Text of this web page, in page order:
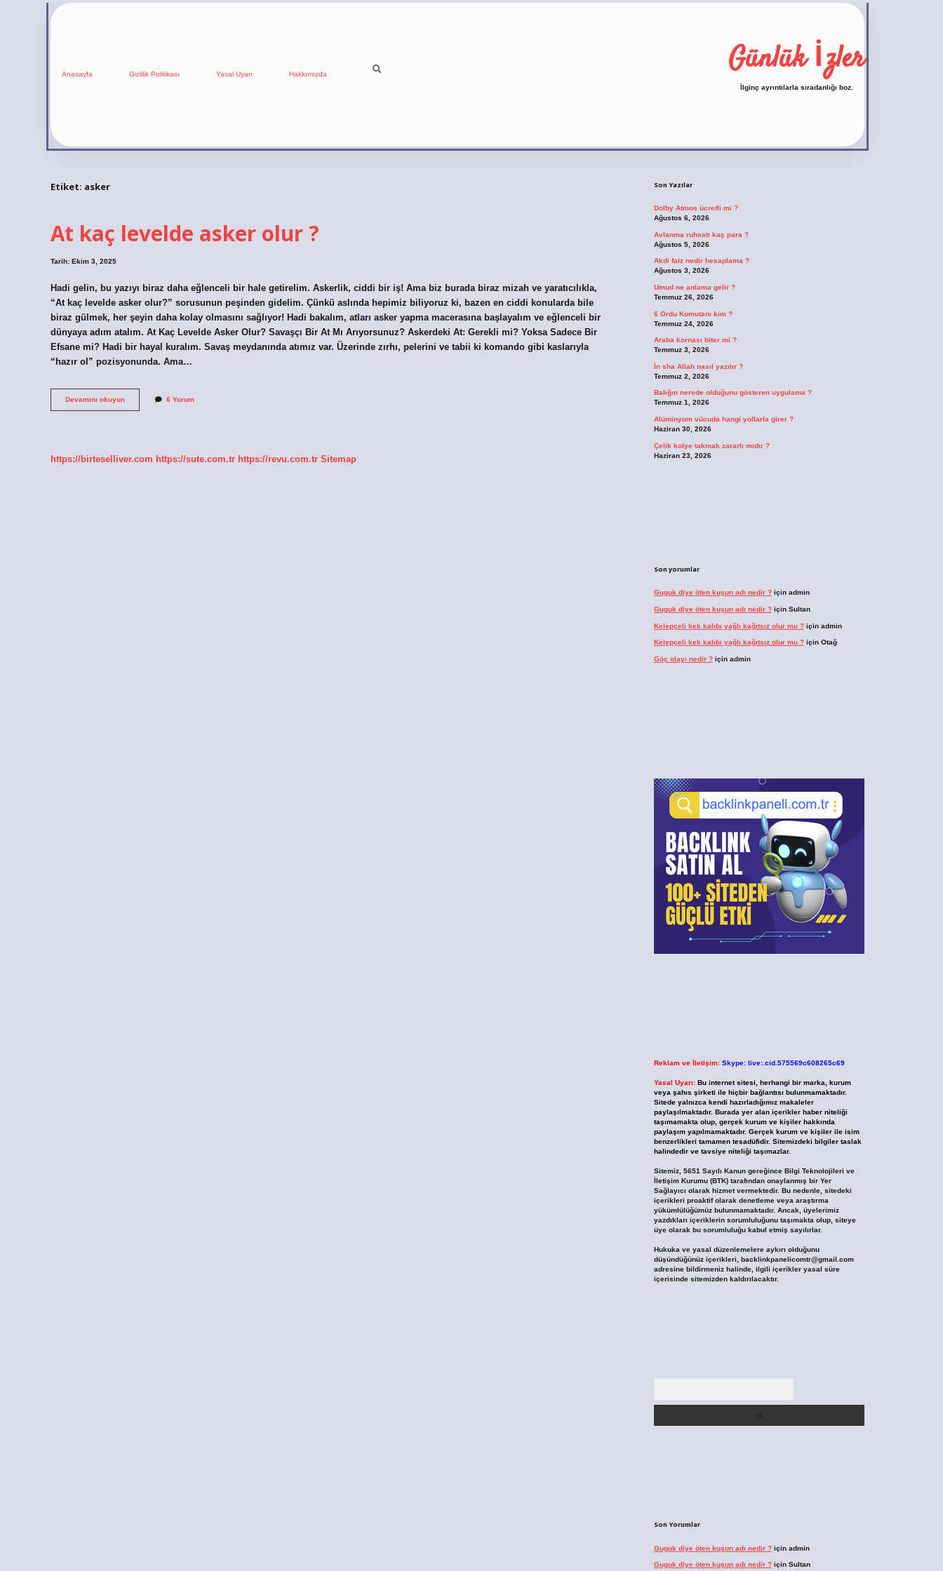
Anasayfa Gizlilik Politikası Yasal Uyarı Hakkımızda Günlük İzler
İlginç ayrıntılarla sıradanlığı boz.
Etiket: asker
At kaç levelde asker olur ?
Tarih: Ekim 3, 2025
Hadi gelin, bu yazıyı biraz daha eğlenceli bir hale getirelim. Askerlik, ciddi bir iş! Ama biz burada biraz mizah ve yaratıcılıkla,
“At kaç levelde asker olur?” sorusunun peşinden gidelim. Çünkü aslında hepimiz biliyoruz ki, bazen en ciddi konularda bile
biraz gülmek, her şeyin daha kolay olmasını sağlıyor! Hadi bakalım, atları asker yapma macerasına başlayalım ve eğlenceli bir
dünyaya adım atalım. At Kaç Levelde Asker Olur? Savaşçı Bir At Mı Arıyorsunuz? Askerdeki At: Gerekli mi? Yoksa Sadece Bir
Efsane mi? Hadi bir hayal kuralım. Savaş meydanında atımız var. Üzerinde zırhı, pelerini ve tabii ki komando gibi kaslarıyla
“hazır ol” pozisyonunda. Ama…
Devamını okuyunAt
kaç
6 Yorum
https://birteselliver.com https://sute.com.tr https://revu.com.tr Sitemap
Son Yazılar
Dolby Atmos ücretli mi ?
Ağustos 6, 2026
Avlanma ruhsatı kaç para ?
Ağustos 5, 2026
Akdi faiz nedir hesaplama ?
Ağustos 3, 2026
Umud ne anlama gelir ?
Temmuz 26, 2026
6 Ordu Komutanı kim ?
Temmuz 24, 2026
Araba kornası biter mi ?
Temmuz 3, 2026
İn sha Allah nasıl yazılır ?
Temmuz 2, 2026
Balığın nerede olduğunu gösteren uygulama ?
Temmuz 1, 2026
Alüminyum vücuda hangi yollarla girer ?
Haziran 30, 2026
Çelik kolye takmak zararlı mıdır ?
Haziran 23, 2026
Son yorumlar
Guguk diye öten kuşun adı nedir ?için admin
Guguk diye öten kuşun adı nedir ?için Sultan
Kelepçeli kek kalıbı yağlı kağıtsız olur mu ?için admin
Kelepçeli kek kalıbı yağlı kağıtsız olur mu ?için Otağ
Göç olayı nedir ?için admin
Reklam ve İletişim: Skype: live:.cid.575569c608265c69
Yasal Uyarı: Bu internet sitesi, herhangi bir marka, kurum
veya şahıs şirketi ile hiçbir bağlantısı bulunmamaktadır.
Sitede yalnızca kendi hazırladığımız makaleler
paylaşılmaktadır. Burada yer alan içerikler haber niteliği
taşımamakta olup, gerçek kurum ve kişiler hakkında
paylaşım yapılmamaktadır. Gerçek kurum ve kişiler ile isim
benzerlikleri tamamen tesadüfidir. Sitemizdeki bilgiler taslak
halindedir ve tavsiye niteliği taşımazlar.
Sitemiz, 5651 Sayılı Kanun gereğince Bilgi Teknolojileri ve
İletişim Kurumu (BTK) tarafından onaylanmış bir Yer
Sağlayıcı olarak hizmet vermektedir. Bu nedenle, sitedeki
içerikleri proaktif olarak denetleme veya araştırma
yükümlülüğümüz bulunmamaktadır. Ancak, üyelerimiz
yazdıkları içeriklerin sorumluluğunu taşımakta olup, siteye
üye olarak bu sorumluluğu kabul etmiş sayılırlar.
Hukuka ve yasal düzenlemelere aykırı olduğunu
düşündüğünüz içerikleri, backlinkpanelicomtr@gmail.com
adresine bildirmeniz halinde, ilgili içerikler yasal süre
içerisinde sitemizden kaldırılacaktır.
Son Yorumlar
Guguk diye öten kuşun adı nedir ?için admin
Guguk diye öten kuşun adı nedir ?için Sultan
https://ilbet.casino/